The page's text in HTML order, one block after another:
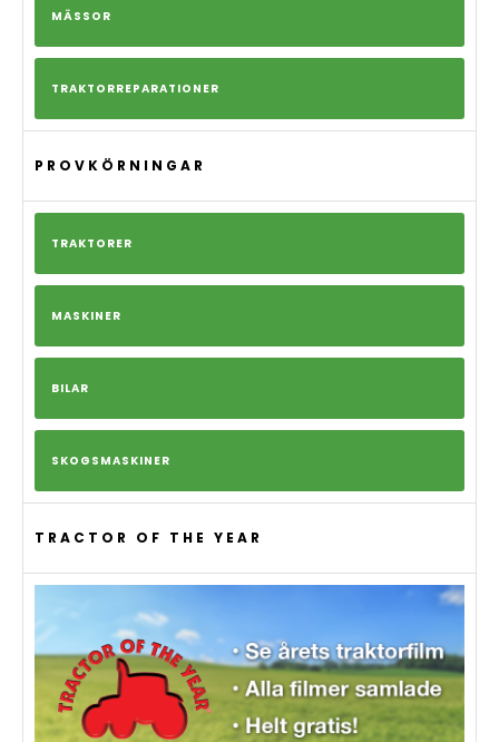
MÄSSOR
TRAKTORREPARATIONER
PROVKÖRNINGAR
TRAKTORER
MASKINER
BILAR
SKOGSMASKINER
TRACTOR OF THE YEAR